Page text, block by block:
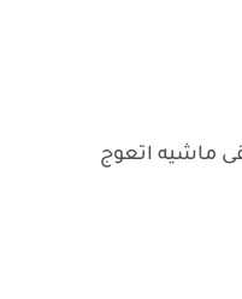
ماشيه اتعوج